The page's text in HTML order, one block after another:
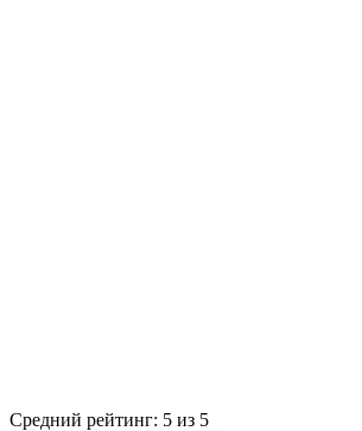
Средний рейтинг: 5 из 5